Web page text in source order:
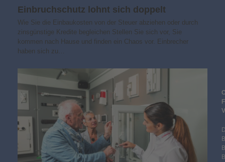
Einbruchschutz lohnt sich doppelt
Wie Sie die Einbaukosten von der Steuer abziehen oder durch
zinsgünstige Kredite begleichen Stellen Sie sich vor, Sie
kommen nach Hause und finden ein Chaos vor. Einbrecher
haben sich zu…